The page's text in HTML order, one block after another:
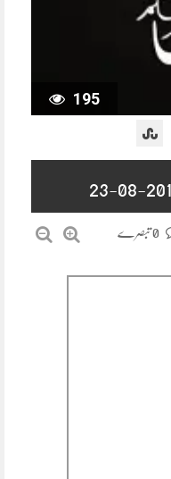
195